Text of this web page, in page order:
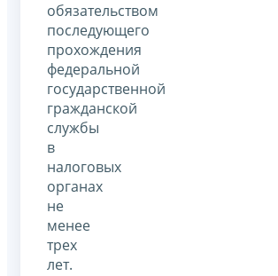
обязательством
последующего
прохождения
федеральной
государственной
гражданской
службы
в
налоговых
органах
не
менее
трех
лет.